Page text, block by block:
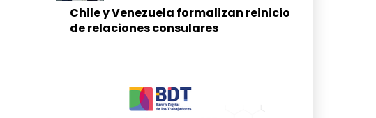
Chile y Venezuela formalizan reinicio
de relaciones consulares